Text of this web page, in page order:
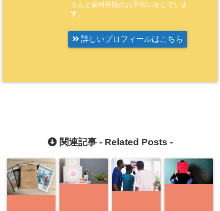
さんと歯科医院のお手伝いをしていま
す。
詳しいプロフィールはこちら
関連記事 - Related Posts -